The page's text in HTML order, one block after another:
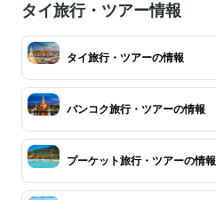
タイ旅行・ツアー情報
タイ旅行・ツアーの情報
バンコク旅行・ツアーの情報
プーケット旅行・ツアーの情報